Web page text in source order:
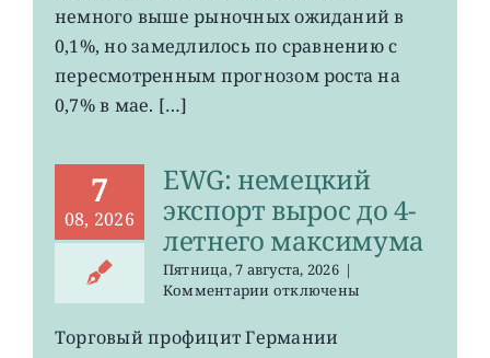
до
0,2%
немного выше рыночных ожиданий в
0,1%, но замедлилось по сравнению с
пересмотренным прогнозом роста на
0,7% в мае. […]
7
08, 2026
EWG: немецкий
экспорт вырос до 4-
летнего максимума
Пятница, 7 августа, 2026 |
Комментариик
EWG:
немецкий
отключены
Торговый профицит Германии